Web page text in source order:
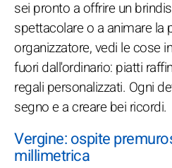
sei pronto a offrire un
spettacolare o a animare la
organizzatore, vedi le cose
fuori dall'ordinario: piatti
regali personalizzati. Ogni
segno e a creare bei ricordi.
Vergine: ospite
millimetrica